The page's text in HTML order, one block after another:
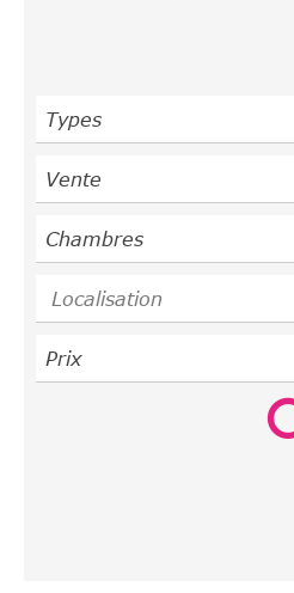
Types
Vente
Chambres
Localisation
Prix